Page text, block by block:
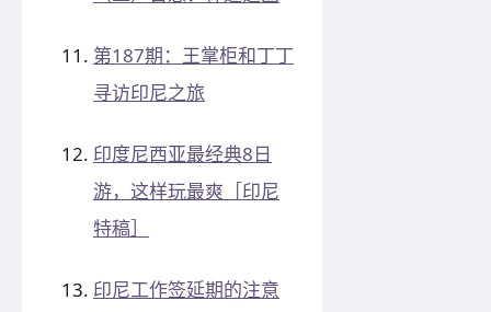
第187期：王掌柜和丁丁
寻访印尼之旅
印度尼西亚最经典8日
游，这样玩最爽［印尼
特稿］
印尼工作签延期的注意